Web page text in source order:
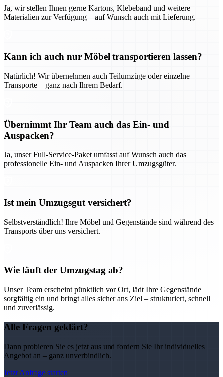
Ja, wir stellen Ihnen gerne Kartons, Klebeband und weitere
Materialien zur Verfügung – auf Wunsch auch mit Lieferung.
Kann ich auch nur Möbel transportieren lassen?
Natürlich! Wir übernehmen auch Teilumzüge oder einzelne
Transporte – ganz nach Ihrem Bedarf.
Übernimmt Ihr Team auch das Ein- und
Auspacken?
Ja, unser Full-Service-Paket umfasst auf Wunsch auch das
professionelle Ein- und Auspacken Ihrer Umzugsgüter.
Ist mein Umzugsgut versichert?
Selbstverständlich! Ihre Möbel und Gegenstände sind während des
Transports über uns versichert.
Wie läuft der Umzugstag ab?
Unser Team erscheint pünktlich vor Ort, lädt Ihre Gegenstände
sorgfältig ein und bringt alles sicher ans Ziel – strukturiert, schnell
und zuverlässig.
Alle Fragen geklärt?
Dann probieren Sie es jetzt aus und fordern Sie Ihr individuelles
Angebot an – ganz unverbindlich.
Jetzt Anfrage starten